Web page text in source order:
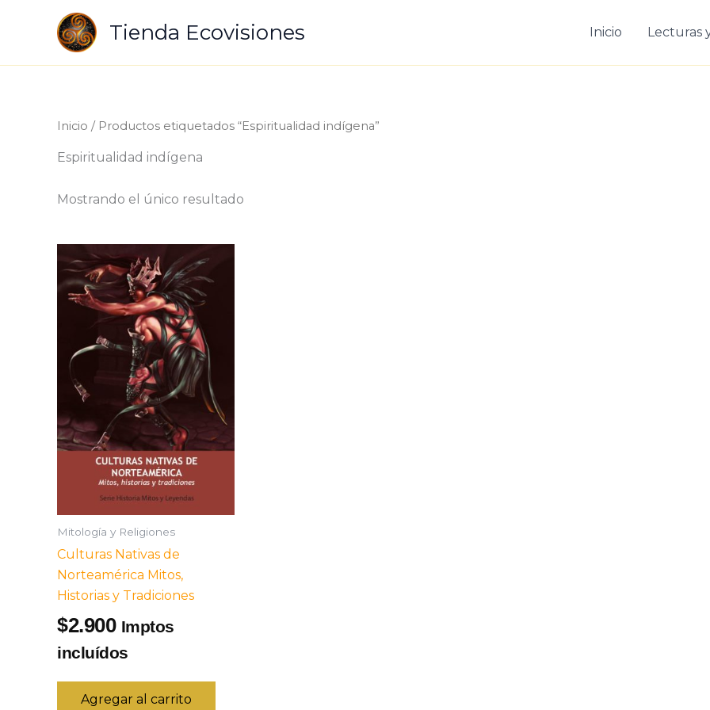
contenido
Tienda Ecovisiones Inicio Lecturas
Inicio / Productos etiquetados “Espiritualidad indígena”
Espiritualidad indígena
Mostrando el único resultado
Mitología y Religiones
Culturas Nativas de
Norteamérica Mitos,
Historias y Tradiciones
$2.900 Imptos
incluídos
Agregar al carrito